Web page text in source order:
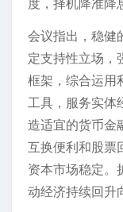
度，择机降准降
会议指出，稳健
定支持性立场，
框架，综合运用
工具，服务实体
造适宜的货币金
互换便利和股票
资本市场稳定。
动经济持续回升